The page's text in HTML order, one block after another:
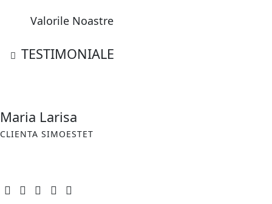
Valorile Noastre
TESTIMONIALE
Maria Larisa
CLIENTA SIMOESTET